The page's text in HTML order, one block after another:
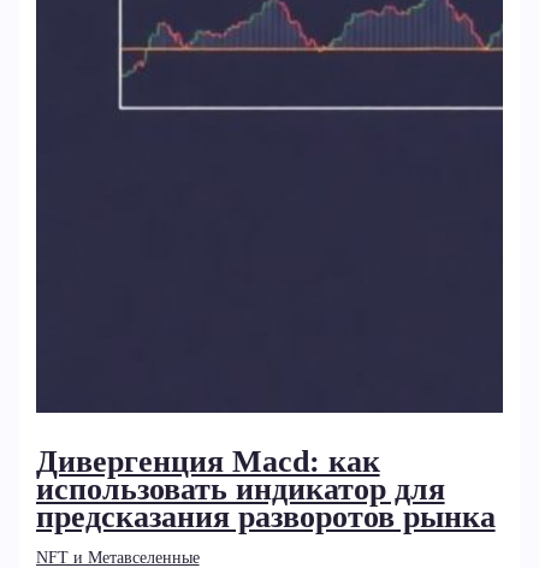
Дивергенция Macd: как
использовать индикатор для
предсказания разворотов рынка
NFT и Метавселенные